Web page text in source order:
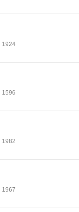
1924
1596
1982
1967